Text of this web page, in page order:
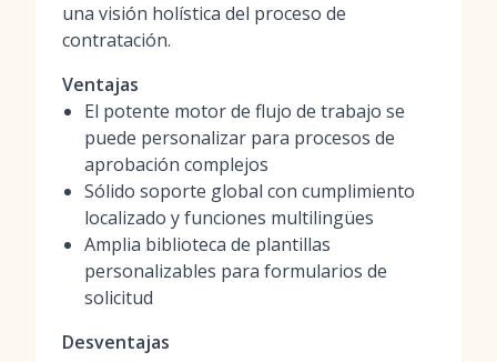
una visión holística del proceso de
contratación.
Ventajas
El potente motor de flujo de trabajo se
puede personalizar para procesos de
aprobación complejos
Sólido soporte global con cumplimiento
localizado y funciones multilingües
Amplia biblioteca de plantillas
personalizables para formularios de
solicitud
Desventajas